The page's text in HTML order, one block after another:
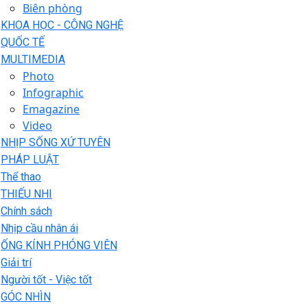
Biên phòng
KHOA HỌC - CÔNG NGHỆ
QUỐC TẾ
MULTIMEDIA
Photo
Infographic
Emagazine
Video
NHỊP SỐNG XỨ TUYÊN
PHÁP LUẬT
Thể thao
THIẾU NHI
Chính sách
Nhịp cầu nhân ái
ỐNG KÍNH PHÓNG VIÊN
Giải trí
Người tốt - Việc tốt
GÓC NHÌN